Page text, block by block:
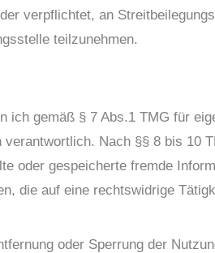
verpflichtet, an
teilzunehmen.
ich gemäß § 7 Abs.1 TMG für
verantwortlich. Nach §§ 8 bis 10
oder gespeicherte fremde
die auf eine rechtswidrige
oder Sperrung der